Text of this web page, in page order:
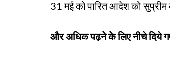
31 मई को पारित आदेश को सुप्रीम
और अधिक पढ़ने के लिए नीचे दिये